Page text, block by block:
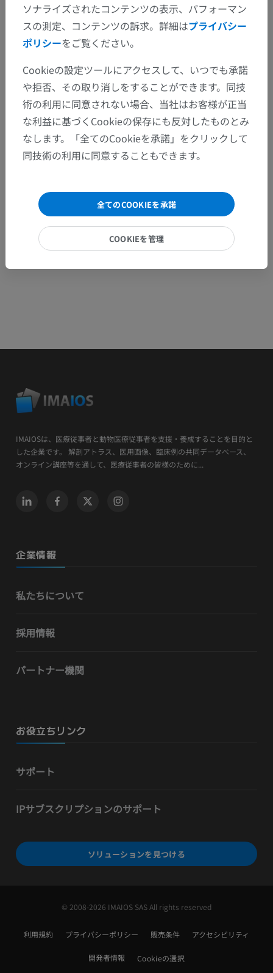
翻訳
間違いを発見しましたか？
修正や翻訳、内容の改善の提案がありましたらどう
ぞお知らせください。
問題を報告
アプリを入手
IMAIOSは、医療従事者と動物医療従事者を支援・養成することを目的と
した企業です。 解剖アトラス、医用画像、臨床例の共同データベース、
オンライン講座等を通して、医療従事者の皆様のために...
企業情報
私たちについて
採用情報
パートナー機関
お役立ちリンク
サポート
IPサブスクリプションのサポート
ソリューションを見つける
© 2008-2026 IMAIOS SAS All rights reserved
利用規約 プライバシーポリシー 販売条件 アクセシビリティ
開発者情報 Cookieの選択
ソナライズされたコンテンツの表示、パフォーマン
スの測定、コンテンツの訴求。詳細はプライバシー
ポリシーをご覧ください。
Cookieの設定ツールにアクセスして、いつでも承諾
や拒否、その取り消しをすることができます。同技
術の利用に同意されない場合、当社はお客様が正当
な利益に基づくCookieの保存にも反対したものとみ
なします。「全てのCookieを承諾」をクリックして
同技術の利用に同意することもできます。
全てのCOOKIEを承諾
COOKIEを管理